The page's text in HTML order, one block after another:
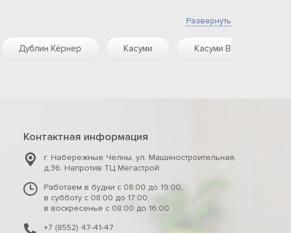
Дублин Кёрнер Касуми Касуми Винтаж
Развернуть
Контактная информация
г. Набережные Челны, ул. Машиностроительная,
д.36. Напротив ТЦ Мегастрой
Работаем в будни с 08:00 до 19:00,
в субботу с 08:00 до 17:00,
в воскресенье с 08:00 до 16:00
+7 (8552) 47-41-47